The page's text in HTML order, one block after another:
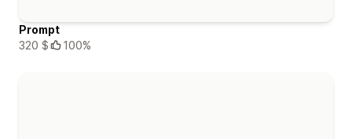
Prompt
320 $
100%